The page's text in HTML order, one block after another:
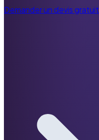
Demander un devis gratuit